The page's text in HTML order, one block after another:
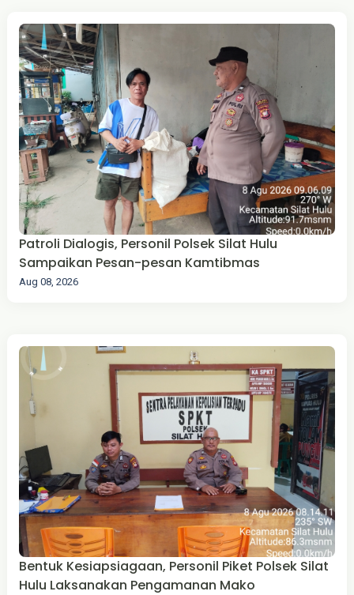
Patroli Dialogis, Personil Polsek Silat Hulu
Sampaikan Pesan-pesan Kamtibmas
Aug 08, 2026
Bentuk Kesiapsiagaan, Personil Piket Polsek Silat
Hulu Laksanakan Pengamanan Mako